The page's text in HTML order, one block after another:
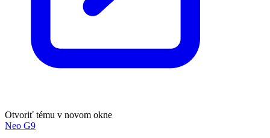
Otvoriť tému v novom okne
Neo G9